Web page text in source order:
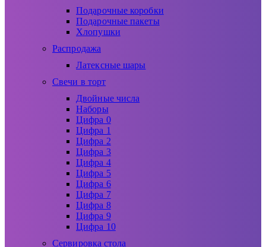
Подарочные коробки
Подарочные пакеты
Хлопушки
Распродажа
Латексные шары
Свечи в торт
Двойные числа
Наборы
Цифра 0
Цифра 1
Цифра 2
Цифра 3
Цифра 4
Цифра 5
Цифра 6
Цифра 7
Цифра 8
Цифра 9
Цифра 10
Сервировка стола